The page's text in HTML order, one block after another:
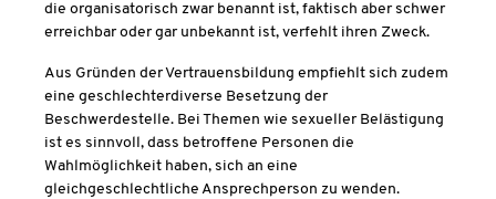
die organisatorisch zwar benannt ist, faktisch aber schwer
erreichbar oder gar unbekannt ist, verfehlt ihren Zweck.
Aus Gründen der Vertrauensbildung empfiehlt sich zudem
eine geschlechterdiverse Besetzung der
Beschwerdestelle. Bei Themen wie sexueller Belästigung
ist es sinnvoll, dass betroffene Personen die
Wahlmöglichkeit haben, sich an eine
gleichgeschlechtliche Ansprechperson zu wenden.